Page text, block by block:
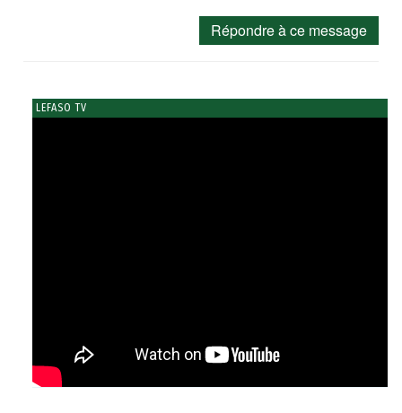
Répondre à ce message
LEFASO TV